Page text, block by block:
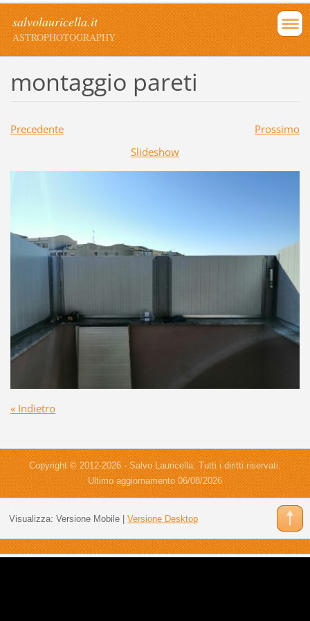
salvolauricella.it
ASTROPHOTOGRAPHY
montaggio pareti
Precedente
Prossimo
Slideshow
« Indietro
Copyright © 2012-2026 - Salvo Lauricella. Tutti i diritti riservati.
Ultimo aggiornamento 06/08/2026
Visualizza: Versione Mobile| Versione Desktop